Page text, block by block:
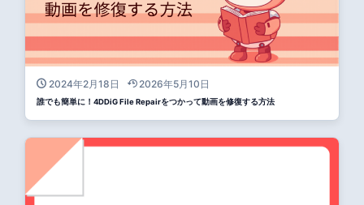
2024年2月18日 2026年5月10日
誰でも簡単に！4DDiG File Repairをつかって動画を修復する方法